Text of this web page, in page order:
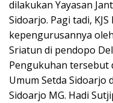
dilakukan Yayasan
Sidoarjo. Pagi tadi,
kepengurusannya
Sriatun di pendopo
Pengukuhan tersebut
Umum Setda Sidoarjo
Sidoarjo MG. Hadi